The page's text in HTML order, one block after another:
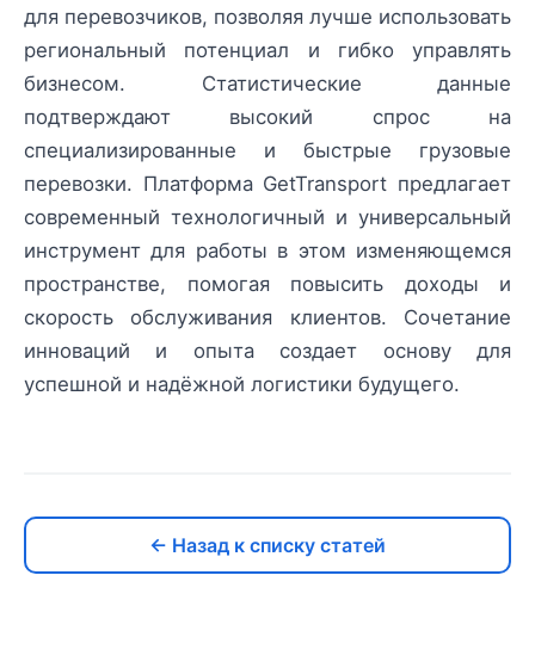
для перевозчиков, позволяя лучше использовать
региональный потенциал и гибко управлять
бизнесом. Статистические данные
подтверждают высокий спрос на
специализированные и быстрые грузовые
перевозки. Платформа GetTransport предлагает
современный технологичный и универсальный
инструмент для работы в этом изменяющемся
пространстве, помогая повысить доходы и
скорость обслуживания клиентов. Сочетание
инноваций и опыта создает основу для
успешной и надёжной логистики будущего.
← Назад к списку статей